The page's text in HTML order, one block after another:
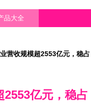
品大全
营收规模超2553亿元，稳占
亿元，稳占